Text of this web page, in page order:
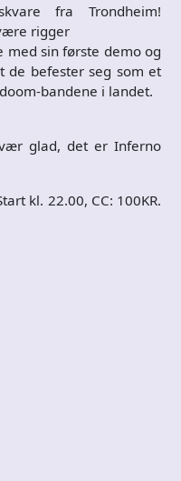
fra Trondheim!
rigger
med sin første demo og
de befester seg som et
bandene i landet.
glad, det er Inferno
kl. 22.00, CC: 100KR.